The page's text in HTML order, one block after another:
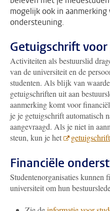
mogelijk ook in
ondersteuning.
Getuigschrift
Activiteiten als bestuurslid
van de universiteit en de
studenten. Als blijk van
getuigschriften uit aan
aanmerking komt voor
je je getuigschrift automatisch
aangevraagd. Als je niet in
steun, kun je het
Financiële
Studentenorganisaties kunnen
universiteit om hun